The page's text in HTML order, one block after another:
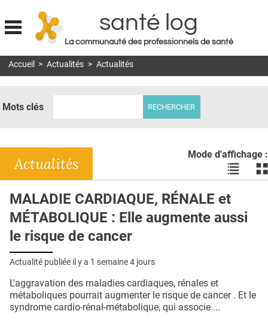
Jump to navigation
santé log
La communauté des professionnels de santé
MON COMPTE
DOSSIERS
RÉSEAUX
E-REVUE SAD
THÉMA
L'APP
PUBLICITÉ
Accueil > Actualités > Actualités
Mots clés
Mode d'affichage :
Voir
les
en
liste
les
Actualités
MALADIE CARDIAQUE, RÉNALE et
MÉTABOLIQUE : Elle augmente aussi
le risque de cancer
Actualité publiée il y a 1 semaine 4 jours
L'aggravation des maladies cardiaques, rénales et
métaboliques pourrait augmenter le risque de cancer . Et le
syndrome cardio-rénal-métabolique, qui associe ...